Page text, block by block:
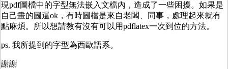
現pdf圖檔中的字型無法嵌入文檔內，造成了一些困擾。如果是
自己畫的圖還ok，有時圖檔是來自老闆、同事，處理起來就有
點麻煩。所以想請教有沒有可以用pdflatex一次到位的方法。
ps. 我所提到的字型為西歐語系。
謝謝